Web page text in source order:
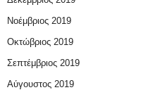
Νοέμβριος 2019
Οκτώβριος 2019
Σεπτέμβριος 2019
Αύγουστος 2019